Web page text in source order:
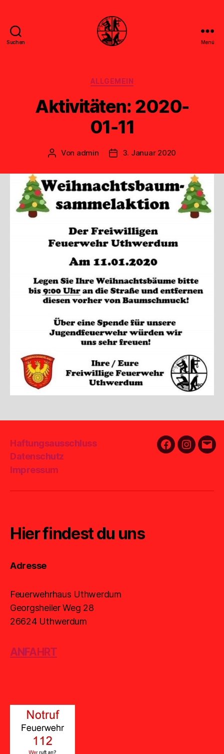
Suchen Menü
Kategorien
ALLGEMEIN
Aktivitäten: 2020-
01-11
Beitragsautor
Von admin Veröffentlichungsdatum
3. Januar 2020
Haftungsausschluss
Datenschutz
Impressum
FacebookE-
Hier findest du uns
Adresse
Feuerwehrhaus Uthwerdum
Georgsheiler Weg 28
26624 Uthwerdum
ANFAHRT